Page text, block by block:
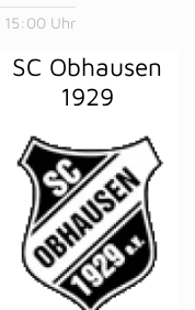
15:00 Uhr
SC Obhausen
1929